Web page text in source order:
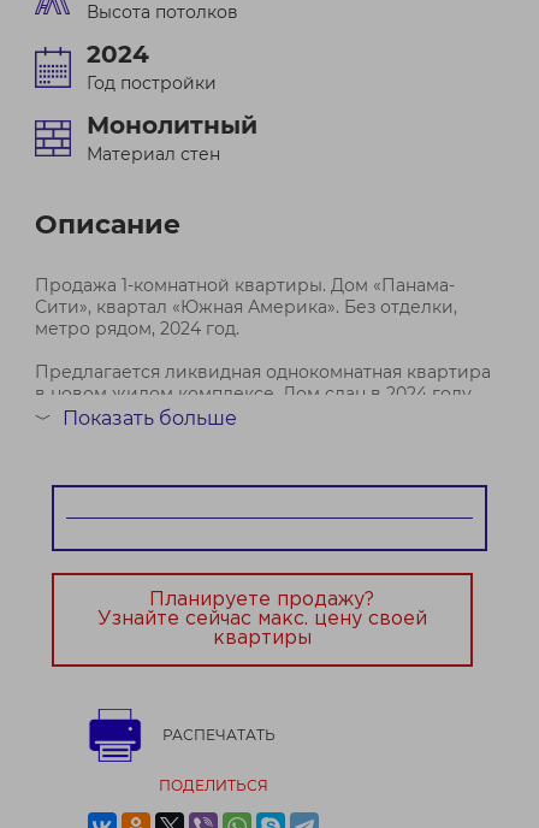
Высота потолков
2024
Год постройки
Монолитный
Материал стен
Описание
Продажа 1-комнатной квартиры. Дом «Панама-
Сити», квартал «Южная Америка». Без отделки,
метро рядом, 2024 год.
Предлагается ликвидная однокомнатная квартира
в новом жилом комплексе. Дом сдан в 2024 году,
объект без истории проживания. Квартира
﹀ Показать больше
Планируете продажу?
Узнайте сейчас макс. цену своей
квартиры
РАСПЕЧАТАТЬ
ПОДЕЛИТЬСЯ